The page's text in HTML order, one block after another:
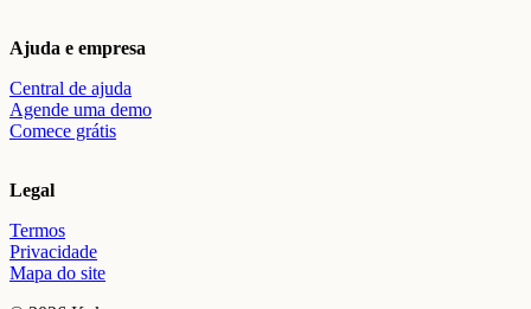
Ajuda e empresa
Central de ajuda
Agende uma demo
Comece grátis
Legal
Termos
Privacidade
Mapa do site